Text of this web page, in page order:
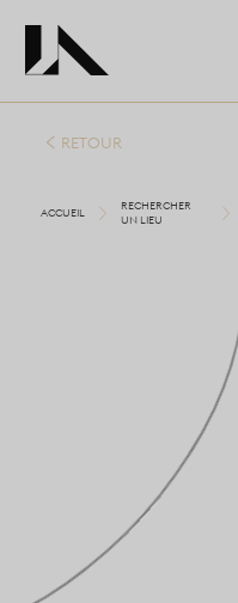
RETOUR
ACCUEIL
RECHERCHER
UN LIEU